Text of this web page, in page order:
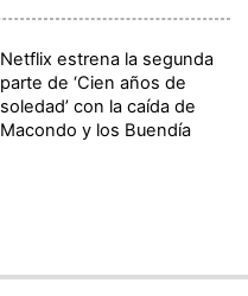
Netflix estrena la segunda
parte de ‘Cien años de
soledad’ con la caída de
Macondo y los Buendía